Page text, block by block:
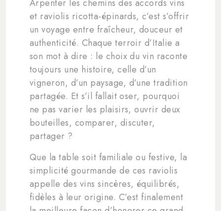
Arpenter les chemins des accords vins
et raviolis ricotta-épinards, c’est s’offrir
un voyage entre fraîcheur, douceur et
authenticité. Chaque terroir d’Italie a
son mot à dire : le choix du vin raconte
toujours une histoire, celle d’un
vigneron, d’un paysage, d’une tradition
partagée. Et s’il fallait oser, pourquoi
ne pas varier les plaisirs, ouvrir deux
bouteilles, comparer, discuter,
partager ?
Que la table soit familiale ou festive, la
simplicité gourmande de ces raviolis
appelle des vins sincères, équilibrés,
fidèles à leur origine. C’est finalement